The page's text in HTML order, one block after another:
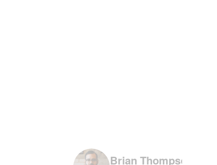
Brian Thompson